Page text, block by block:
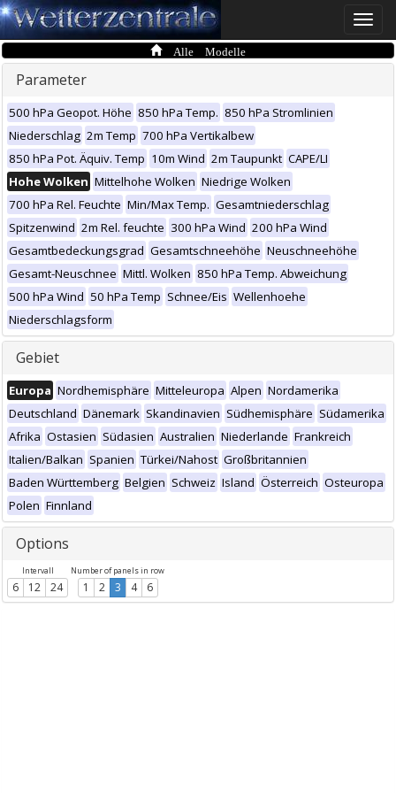
Toggle
Alle Modelle
Parameter
500 hPa Geopot. Höhe 850 hPa Temp. 850 hPa Stromlinien
Niederschlag 2m Temp 700 hPa Vertikalbew
850 hPa Pot. Äquiv. Temp 10m Wind 2m Taupunkt CAPE/LI
Hohe Wolken Mittelhohe Wolken Niedrige Wolken
700 hPa Rel. Feuchte Min/Max Temp. Gesamtniederschlag
Spitzenwind 2m Rel. feuchte 300 hPa Wind 200 hPa Wind
Gesamtbedeckungsgrad Gesamtschneehöhe Neuschneehöhe
Gesamt-Neuschnee Mittl. Wolken 850 hPa Temp. Abweichung
500 hPa Wind 50 hPa Temp Schnee/Eis Wellenhoehe
Niederschlagsform
Gebiet
Europa Nordhemisphäre Mitteleuropa Alpen Nordamerika
Deutschland Dänemark Skandinavien Südhemisphäre Südamerika
Afrika Ostasien Südasien Australien Niederlande Frankreich
Italien/Balkan Spanien Türkei/Nahost Großbritannien
Baden Württemberg Belgien Schweiz Island Österreich Osteuropa
Polen Finnland
Options
Intervall
6 12 24
Number of panels in row
1 2 3 4 6